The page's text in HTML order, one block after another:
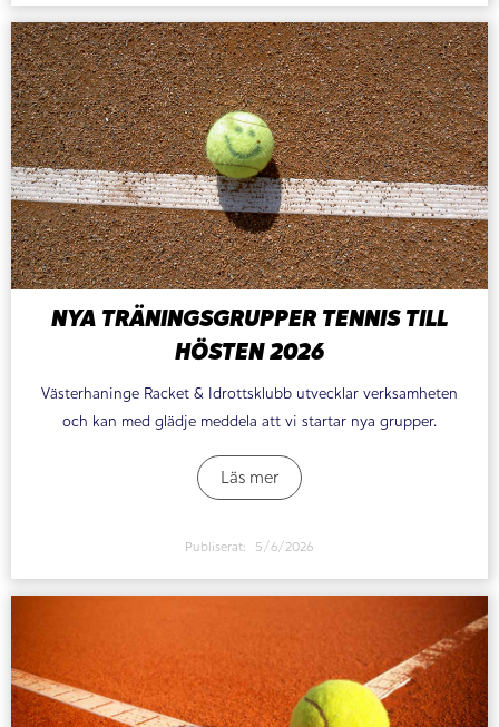
NYA TRÄNINGSGRUPPER TENNIS TILL
HÖSTEN 2026
Västerhaninge Racket & Idrottsklubb utvecklar verksamheten
och kan med glädje meddela att vi startar nya grupper.
Läs mer
Publiserat: 5/6/2026